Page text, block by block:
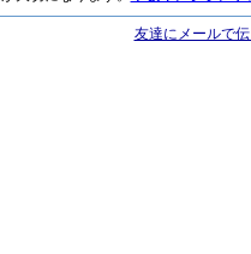
友達にメールで